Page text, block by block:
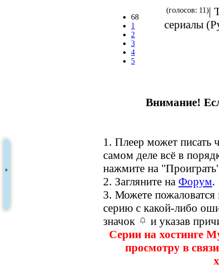
68
1
2
3
4
5
(голосов: 11)|
сериалы
Внимание!
1. Плеер может писать
самом деле всё в
нажмите на
2. Загляните на Форум.
3. Можете
серию с какой-либо
значок
и указав
Серии на хостинге
просмотру в